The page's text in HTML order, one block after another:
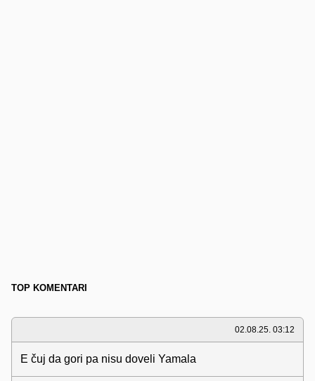
TOP KOMENTARI
02.08.25. 03:12
E čuj da gori pa nisu doveli Yamala